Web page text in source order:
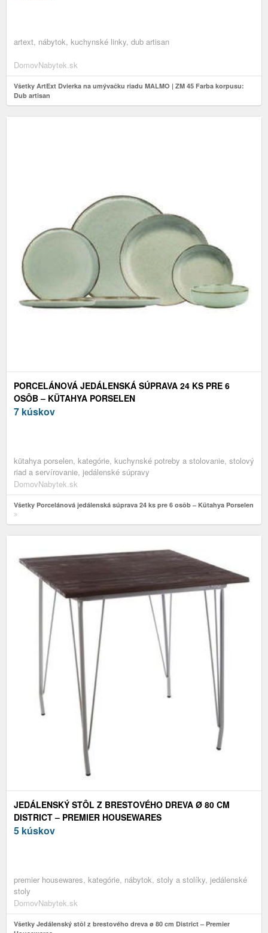
artext, nábytok, kuchynské linky, dub artisan
DomovNabytek.sk
Všetky ArtExt Dvierka na umývačku riadu MALMO | ZM 45 Farba korpusu:
Dub artisan
PORCELÁNOVÁ JEDÁLENSKÁ SÚPRAVA 24 KS PRE 6
OSÔB – KÜTAHYA PORSELEN
7 kúskov
kütahya porselen, kategórie, kuchynské potreby a stolovanie, stolový
riad a servírovanie, jedálenské súpravy
DomovNabytek.sk
Všetky Porcelánová jedálenská súprava 24 ks pre 6 osôb – Kütahya Porselen
JEDÁLENSKÝ STÔL Z BRESTOVÉHO DREVA Ø 80 CM
DISTRICT – PREMIER HOUSEWARES
5 kúskov
premier housewares, kategórie, nábytok, stoly a stolíky, jedálenské
stoly
DomovNabytek.sk
Všetky Jedálenský stôl z brestového dreva ø 80 cm District – Premier